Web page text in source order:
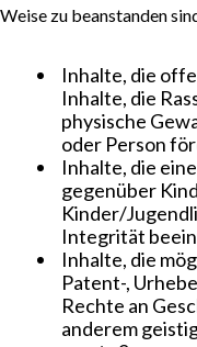
Weise zu beanstanden
Inhalte, die
Inhalte, die
physische
oder Person
Inhalte, die
gegenüber
Kinder/
Integrität
Inhalte, die
Patent-,
Rechte an
anderem